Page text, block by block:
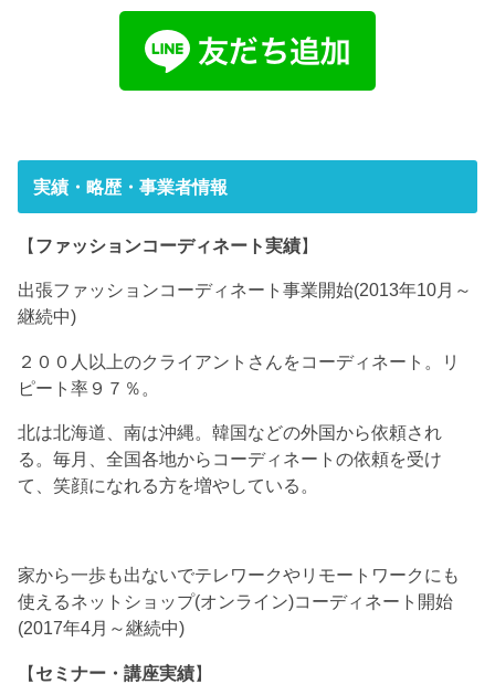
実績・略歴・事業者情報
【ファッションコーディネート実績】
出張ファッションコーディネート事業開始(2013年10月～
継続中)
２００人以上のクライアントさんをコーディネート。リ
ピート率９７％。
北は北海道、南は沖縄。韓国などの外国から依頼され
る。毎月、全国各地からコーディネートの依頼を受け
て、笑顔になれる方を増やしている。
家から一歩も出ないでテレワークやリモートワークにも
使えるネットショップ(オンライン)コーディネート開始
(2017年4月～継続中)
【セミナー・講座実績】